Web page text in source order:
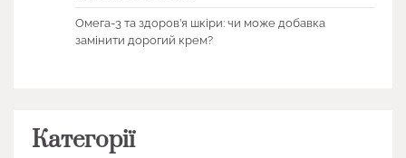
Омега-3 та здоров’я шкіри: чи може добавка
замінити дорогий крем?
Категорії